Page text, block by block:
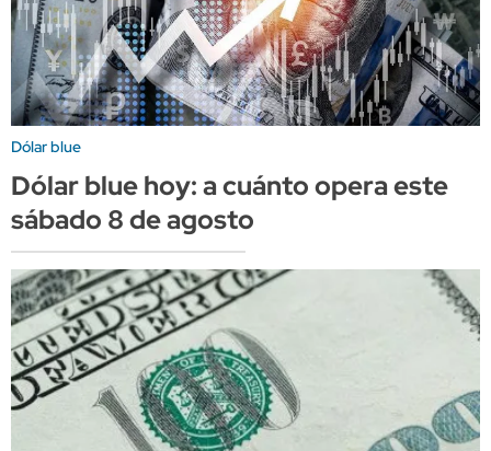
Dólar blue
Dólar blue hoy: a cuánto opera este
sábado 8 de agosto